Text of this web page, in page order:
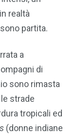
realtà
partita.
a
di
sono rimasta
strade
tropicali ed
(donne indiane